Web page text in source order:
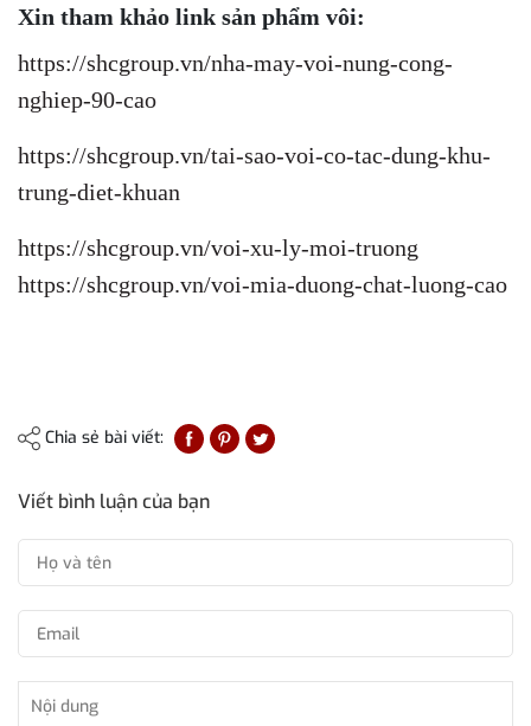
Xin tham khảo link sản phẩm vôi:
https://shcgroup.vn/nha-may-voi-nung-cong-
nghiep-90-cao
https://shcgroup.vn/tai-sao-voi-co-tac-dung-khu-
trung-diet-khuan
https://shcgroup.vn/voi-xu-ly-moi-truong
https://shcgroup.vn/voi-mia-duong-chat-luong-cao
Chia sẻ bài viết:
Viết bình luận của bạn